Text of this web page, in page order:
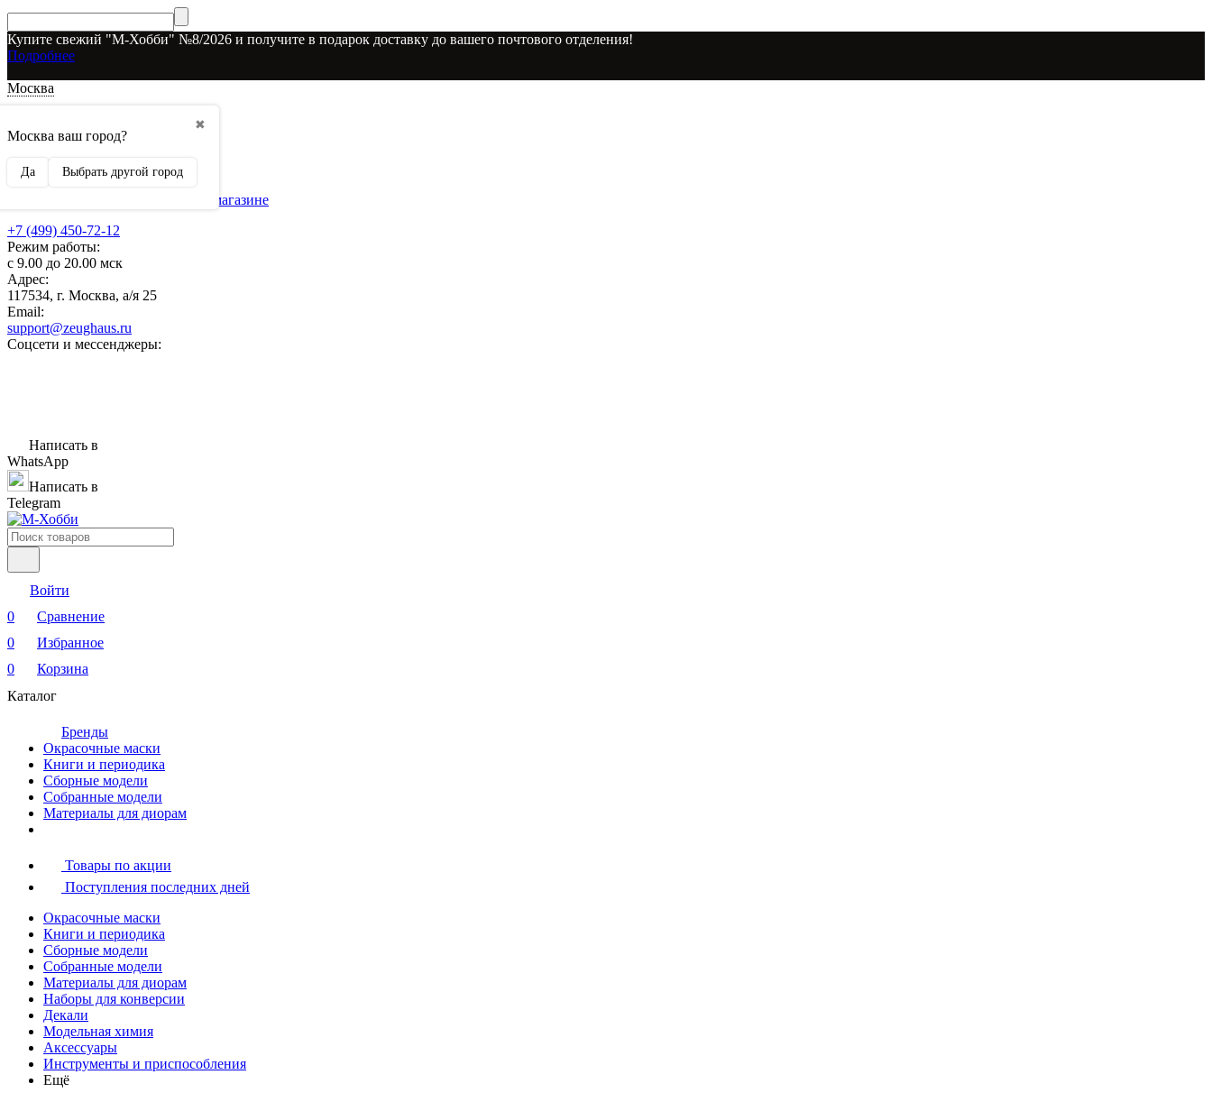
Купите свежий "М-Хобби" №8/2026 и получите в подарок доставку до вашего почтового отделения!
Подробнее
Москва
✖
Москва ваш город?
Да Выбрать другой город
О наших скидках
Рекламодателям
Бренды, представленные в магазине
+7 (499) 450-72-12
Режим работы:
с 9.00 до 20.00 мск
Адрес:
117534, г. Москва, а/я 25
Email:
support@zeughaus.ru
Соцсети и мессенджеры:
Написать в
WhatsApp
Написать в
Telegram
Войти
0
Сравнение
0
Избранное
0
Корзина
Каталог
Бренды
Окрасочные маски
Книги и периодика
Сборные модели
Собранные модели
Материалы для диорам
Товары по акции
Поступления последних дней
Окрасочные маски
Книги и периодика
Сборные модели
Собранные модели
Материалы для диорам
Наборы для конверсии
Декали
Модельная химия
Аксессуары
Инструменты и приспособления
Ещё